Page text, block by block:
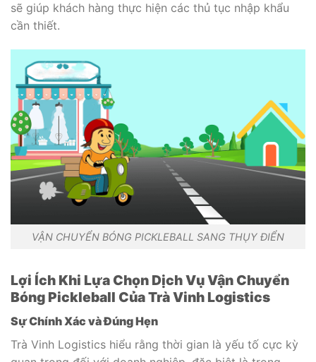
sẽ giúp khách hàng thực hiện các thủ tục nhập khẩu
cần thiết.
VẬN CHUYỂN BÓNG PICKLEBALL SANG THỤY ĐIỂN
Lợi Ích Khi Lựa Chọn Dịch Vụ Vận Chuyển
Bóng Pickleball Của Trà Vinh Logistics
Sự Chính Xác và Đúng Hẹn
Trà Vinh Logistics hiểu rằng thời gian là yếu tố cực kỳ